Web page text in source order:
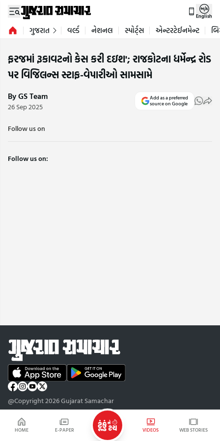
HOME E-PAPER VIDEOS WEB STORIES
English
ગુજરાત વર્લ્ડ નેશનલ સ્પોર્ટ્સ એન્ટરટેઈનમેન્ટ
ફરજમાં રૂકાવટનો કેસ કરી દઇશ'; રાજકોટના ધર્મેન્દ્ર રોડ
પર વિજિલન્સ સ્ટાફ-વેપારીઓ સામસામે
By GS Team
26 Sep 2025
Add as a preferred
source on Google
Follow us on
Follow us on:
@Copyright 2026 Gujarat Samachar